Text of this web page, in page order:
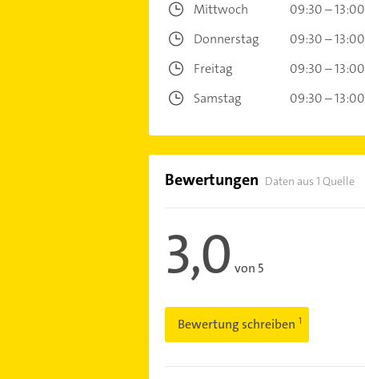
Mittwoch
09:30 – 13:00
Donnerstag
09:30 – 13:00
Freitag
09:30 – 13:00
Samstag
09:30 – 13:00
Bewertungen Daten aus 1 Quelle
3,0 von 5
Bewertung schreiben